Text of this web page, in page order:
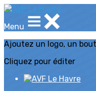
Menu
Ajoutez un logo, un
Cliquez pour éditer